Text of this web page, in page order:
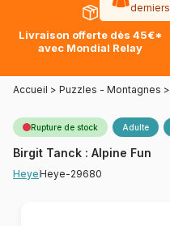
Livraison offerte dès 45€*
avec Mondial Relay
Accueil > Puzzles - Montagnes >
Rupture de stock Adulte
Birgit Tanck : Alpine Fun
HeyeHeye-29680